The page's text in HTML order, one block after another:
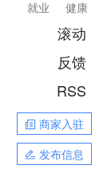
健康
就业
滚动
反馈
RSS
商家入驻
发布信息